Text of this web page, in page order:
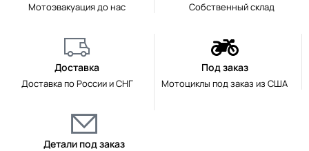
Мотоэвакуация до нас Собственный склад
Доставка
Доставка по России и СНГ
Под заказ
Мотоциклы под заказ из США
Детали под заказ